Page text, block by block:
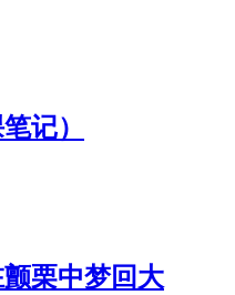
记）
栗中梦回大